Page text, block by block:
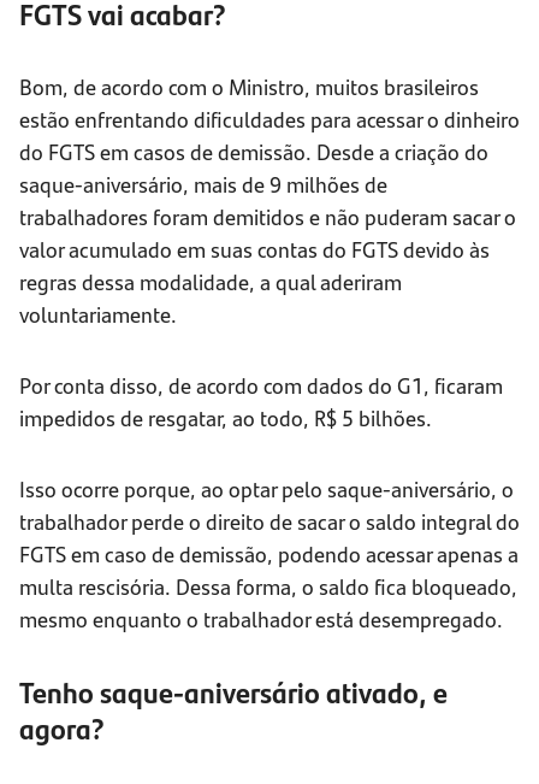
FGTS vai acabar?
Bom, de acordo com o Ministro, muitos brasileiros
estão enfrentando dificuldades para acessar o dinheiro
do FGTS em casos de demissão. Desde a criação do
saque-aniversário, mais de 9 milhões de
trabalhadores foram demitidos e não puderam sacar o
valor acumulado em suas contas do FGTS devido às
regras dessa modalidade, a qual aderiram
voluntariamente.
Por conta disso, de acordo com dados do G1, ficaram
impedidos de resgatar, ao todo, R$ 5 bilhões.
Isso ocorre porque, ao optar pelo saque-aniversário, o
trabalhador perde o direito de sacar o saldo integral do
FGTS em caso de demissão, podendo acessar apenas a
multa rescisória. Dessa forma, o saldo fica bloqueado,
mesmo enquanto o trabalhador está desempregado.
Tenho saque-aniversário ativado, e
agora?